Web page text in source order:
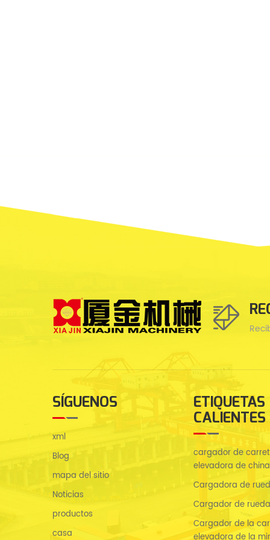
SÍGUENOS
xml
Blog
mapa del sitio
Noticias
productos
casa
ETIQUETAS
CALIENTES
cargador de
elevadora de china
Cargadora de
Cargador de
Cargador de la
elevadora de la